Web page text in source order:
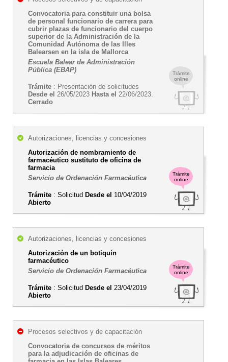
Trámite
online
Convocatoria para constituir una bolsa
de personal funcionario de carrera para
cubrir plazas de funcionario del cuerpo
superior de la Administración de la
Comunidad Autónoma de las Illes
Balearsen en la isla de Mallorca
Escuela Balear de Administración
Pública (EBAP)
Trámite : Presentación de solicitudes
Desde el 26/05/2023 Hasta el 22/06/2023.
Cerrado
Trámite
online
Autorizaciones, licencias y concesiones
Autorización de nombramiento de
farmacéutico sustituto de oficina de
farmacia
Servicio de Ordenación Farmacéutica
Trámite : Solicitud Desde el 10/04/2019
Abierto
Trámite
online
Autorizaciones, licencias y concesiones
Autorización de un botiquín
farmacéutico
Servicio de Ordenación Farmacéutica
Trámite : Solicitud Desde el 23/04/2019
Abierto
Procesos selectivos y de capacitación
Convocatoria de concursos de méritos
para la adjudicación de oficinas de